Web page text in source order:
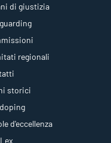
di giustizia
regionali
storici
d'eccellenza